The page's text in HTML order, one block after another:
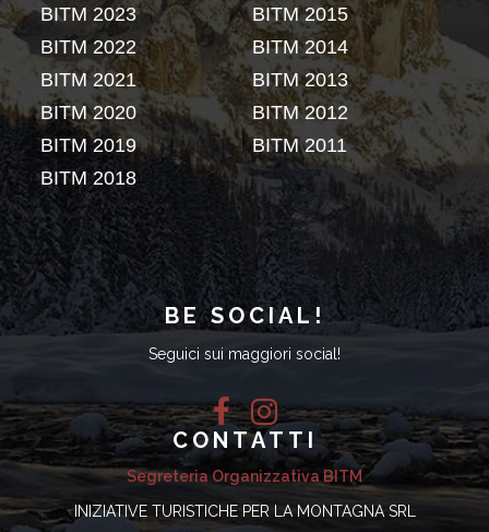
BE SOCIAL!
Seguici sui maggiori social!
CONTATTI
Segreteria Organizzativa BITM
INIZIATIVE TURISTICHE PER LA MONTAGNA SRL